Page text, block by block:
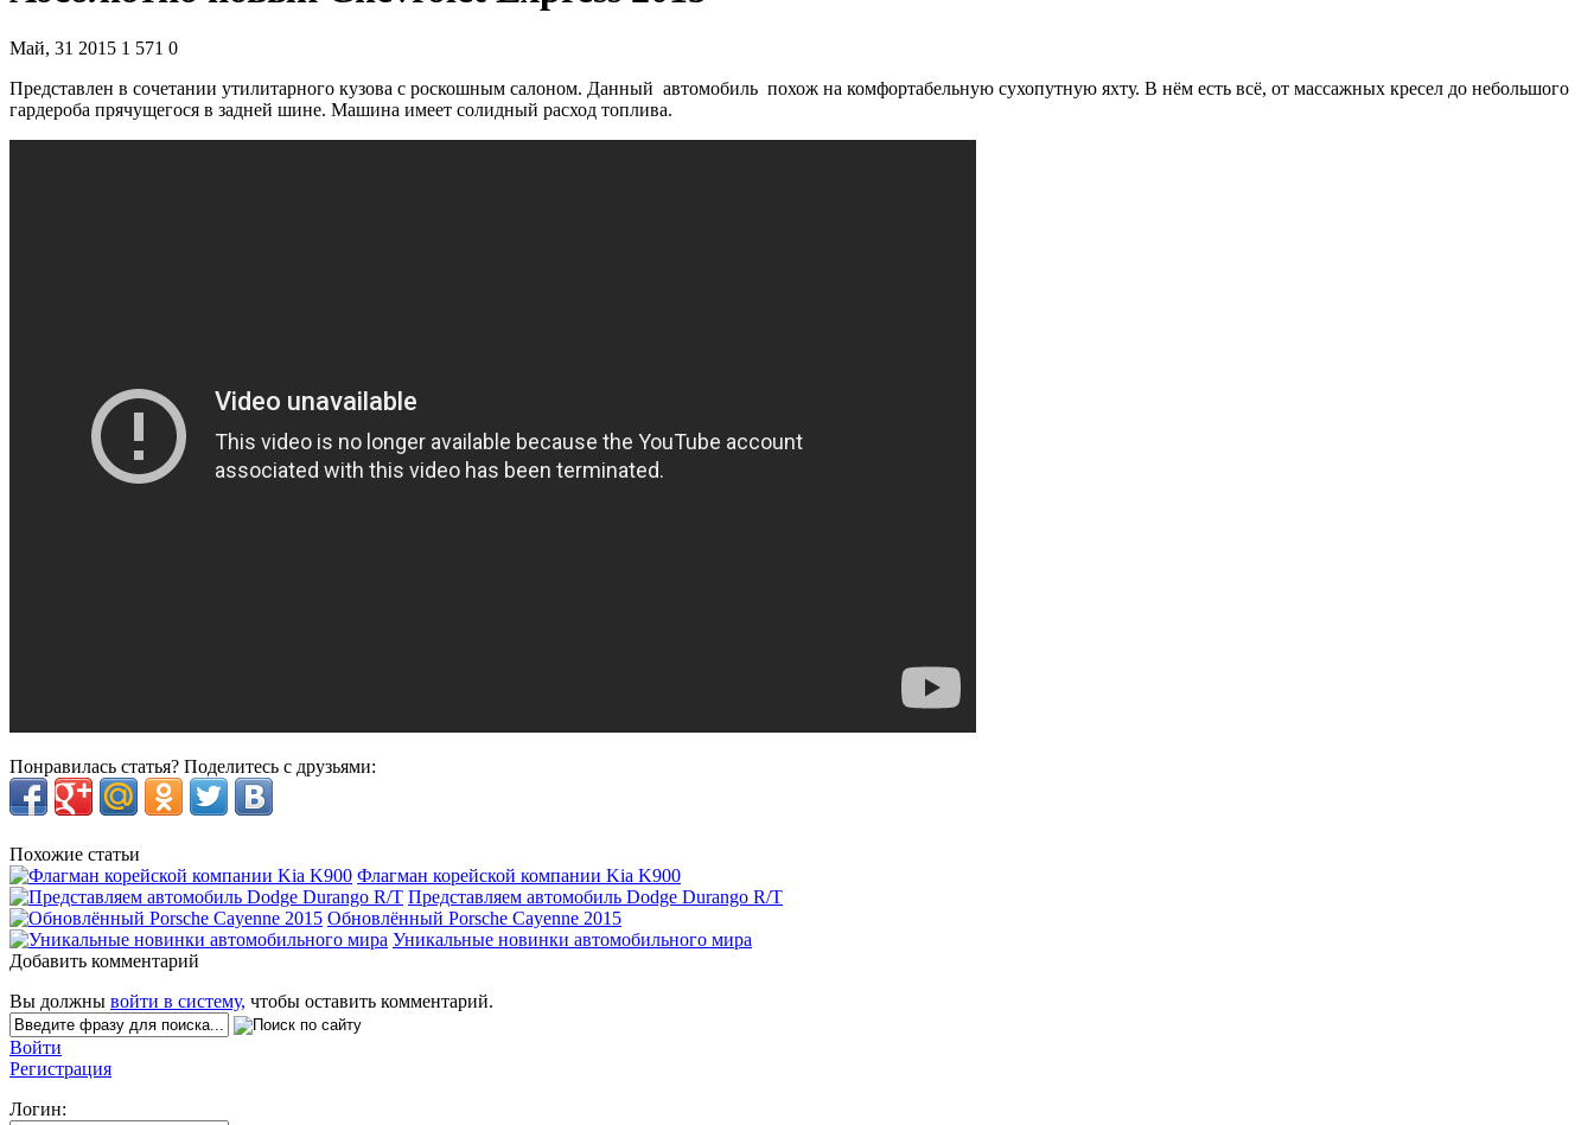
Май, 31 2015 1 571 0
Представлен в сочетании утилитарного кузова с роскошным салоном. Данный автомобиль похож на комфортабельную сухопутную яхту. В нём есть всё, от массажных кресел до небольшого
гардероба прячущегося в задней шине. Машина имеет солидный расход топлива.
Понравилась статья? Поделитесь с друзьями:
Похожие статьи
Флагман корейской компании Kia K900
Представляем автомобиль Dodge Durango R/T
Обновлённый Porsche Cayenne 2015
Уникальные новинки автомобильного мира
Добавить комментарий
Вы должны войти в систему, чтобы оставить комментарий.
Войти
Регистрация
Логин: